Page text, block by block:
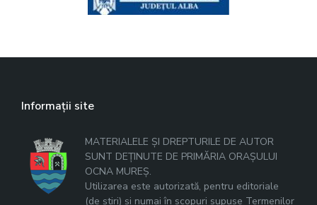
Informații site
MATERIALELE ȘI DREPTURILE DE AUTOR
SUNT DEȚINUTE DE PRIMĂRIA ORAȘULUI
OCNA MUREȘ.
Utilizarea este autorizată, pentru editoriale
(de știri) și numai în scopuri supuse Termenilor